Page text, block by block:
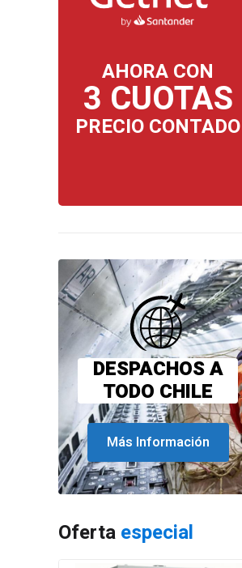
AHORA CON
3 CUOTAS
PRECIO CONTADO
DESPACHOS A
TODO CHILE
Más Información
Oferta especial